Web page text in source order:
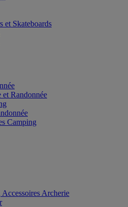
et Skateboards
et Randonnée
Camping
Archerie